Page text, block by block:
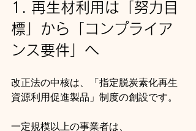
1. 再生材利用は「努力目
標」から「コンプライア
ンス要件」へ
改正法の中核は、「指定脱炭素化再生
資源利用促進製品」制度の創設です。
一定規模以上の事業者は、